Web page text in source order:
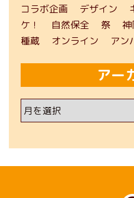
コラボ企画
デザイン
ケ！
自然保全 祭 神
種蔵
オンライン アン
アー
ア
ー
ブ